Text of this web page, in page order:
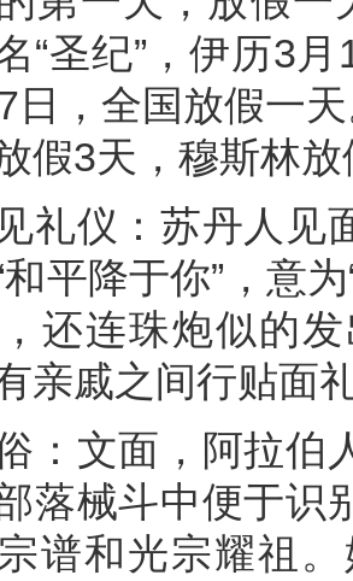
“圣纪”，伊历3
日，全国放假一
假3天，穆斯林
仪：苏丹人见面
和平降于你”，意
还连珠炮似的
亲戚之间行贴面
文面，阿拉伯人
落械斗中便于识
谱和光宗耀祖